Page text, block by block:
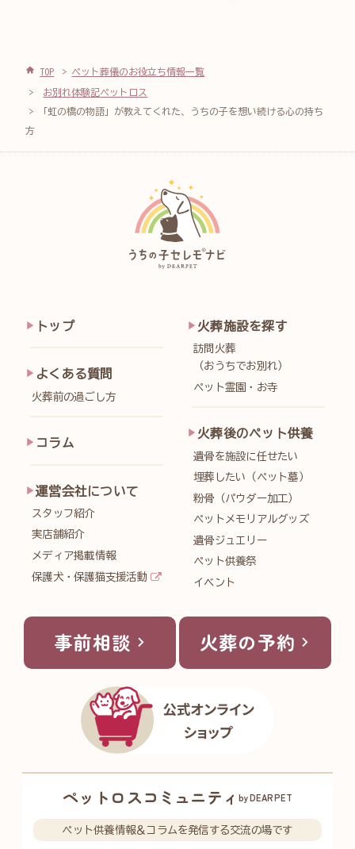
TOP ペット葬儀のお役立ち情報一覧
お別れ体験記ペットロス
「虹の橋の物語」が教えてくれた、うちの子を想い続ける心の持ち
方
トップ
よくある質問
火葬前の過ごし方
コラム
運営会社について
スタッフ紹介
実店舗紹介
メディア掲載情報
保護犬・保護猫支援活動
火葬施設を探す
訪問火葬
（おうちでお別れ）
ペット霊園・お寺
火葬後のペット供養
遺骨を施設に任せたい
埋葬したい（ペット墓）
粉骨（パウダー加工）
ペットメモリアルグッズ
遺骨ジュエリー
ペット供養祭
イベント
事前相談 火葬の予約
ペットロスコミュニティbyDEARPET
ペット供養情報＆コラムを発信する交流の場です